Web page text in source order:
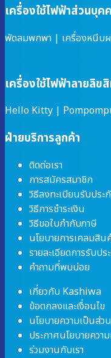
เครื่องใช้ไฟฟ้าส่วนบุค
พัดลมพกพา | เครื่องหนีบ
เครื่องใช้ไฟฟ้าลายลิข
Hello Kitty |
ฝ่ายบริการลูกค้า
ติดต่อเรา
การสมัครสมาชิก
วิธีลงทะเบียนรับปร
วิธีการชำระเงิน
วิธีขอใบกำกับภาษี
นโยบายการเคลมสิน
รายละเอียดการรับป
คำถามที่พบบ่อย
เกี่ยวกับ Kashiwa
ข้อตกลงและเงื่อนไข
นโยบายความเป็นส่ว
ประกาศนโยบายควา
ร่วมงานกับเรา